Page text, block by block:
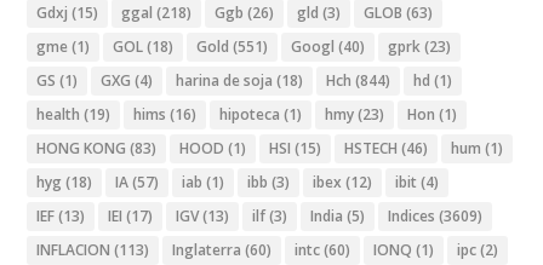
Gdxj (15) ggal (218) Ggb (26) gld (3) GLOB (63)
gme (1) GOL(18) Gold (551) Googl (40) gprk(23)
GS (1) GXG (4) harina de soja (18) Hch (844) hd (1)
health (19) hims (16) hipoteca (1) hmy(23) Hon (1)
HONG KONG (83) HOOD (1) HSI (15) HSTECH (46) hum (1)
hyg (18) IA(57) iab (1) ibb (3) ibex (12) ibit (4)
IEF(13) IEI (17) IGV(13) ilf(3) India (5) Indices (3609)
INFLACION (113) Inglaterra (60) intc(60) IONQ (1) ipc(2)